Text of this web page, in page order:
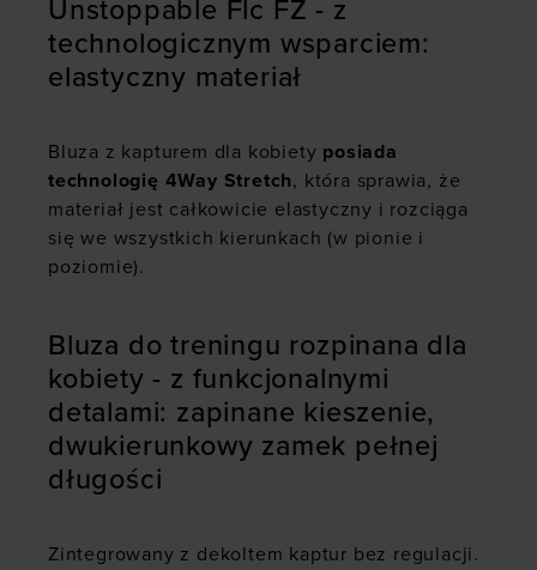
Unstoppable Flc FZ - z
technologicznym wsparciem:
elastyczny materiał
Bluza z kapturem dla kobiety posiada
technologię 4Way Stretch, która sprawia, że
materiał jest całkowicie elastyczny i rozciąga
się we wszystkich kierunkach (w pionie i
poziomie).
Bluza do treningu rozpinana dla
kobiety - z funkcjonalnymi
detalami: zapinane kieszenie,
dwukierunkowy zamek pełnej
długości
Zintegrowany z dekoltem kaptur bez regulacji.